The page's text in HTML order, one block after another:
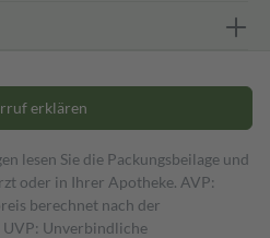
erklären
lesen Sie die Packungsbeilage und
oder in Ihrer Apotheke. AVP:
berechnet nach der
Unverbindliche